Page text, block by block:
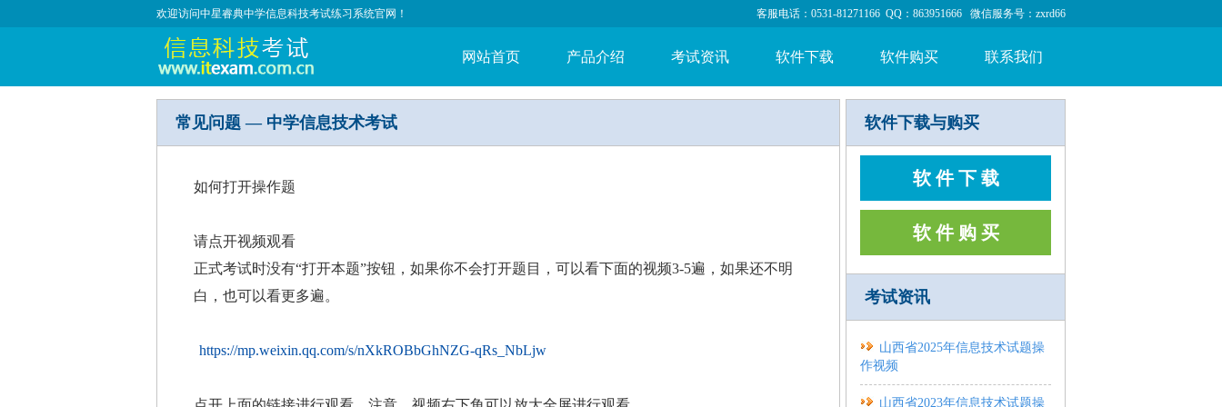
欢迎访问中星睿典中学信息科技考试练习系统官网！ 客服电话：0531-81271166 QQ：863951666 微信服务号：zxrd66
网站首页 产品介绍 考试资讯 软件下载 软件购买 联系我们
软件下载与购买
软 件 下 载
软 件 购 买
考试资讯
山西省2025年信息技术试题操
作视频
山西省2023年信息技术试题操
常见问题 — 中学信息技术考试
如何打开操作题
请点开视频观看
正式考试时没有“打开本题”按钮，如果你不会打开题目，可以看下面的视频3-5遍，如果还不明
白，也可以看更多遍。
https://mp.weixin.qq.com/s/nXkROBbGhNZG-qRs_NbLjw